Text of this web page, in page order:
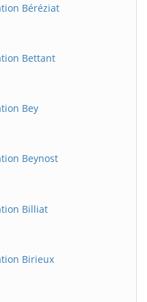
Béréziat
Bettant
Bey
Beynost
Billiat
Birieux